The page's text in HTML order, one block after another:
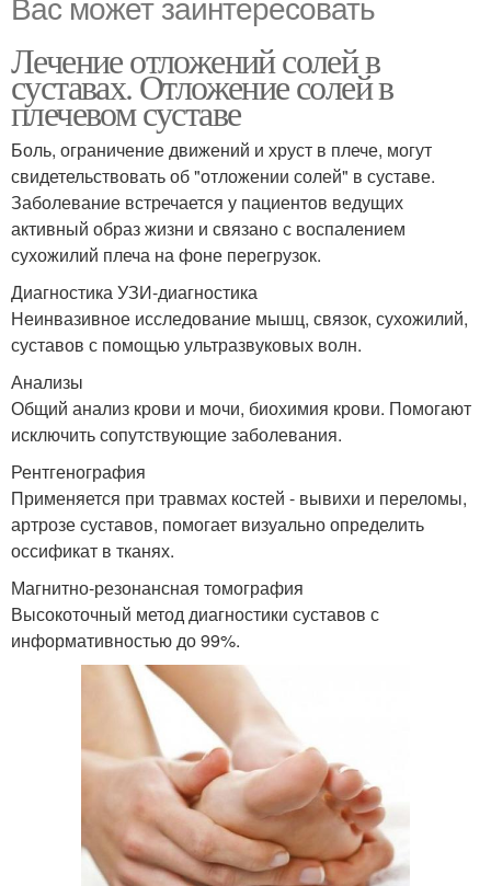
Лечение отложений солей в
суставах. Отложение солей в
плечевом суставе
Боль, ограничение движений и хруст в плече, могут
свидетельствовать об "отложении солей" в суставе.
Заболевание встречается у пациентов ведущих
активный образ жизни и связано с воспалением
сухожилий плеча на фоне перегрузок.
Диагностика УЗИ-диагностика
Неинвазивное исследование мышц, связок, сухожилий,
суставов с помощью ультразвуковых волн.
Анализы
Общий анализ крови и мочи, биохимия крови. Помогают
исключить сопутствующие заболевания.
Рентгенография
Применяется при травмах костей - вывихи и переломы,
артрозе суставов, помогает визуально определить
оссификат в тканях.
Магнитно-резонансная томография
Высокоточный метод диагностики суставов с
информативностью до 99%.